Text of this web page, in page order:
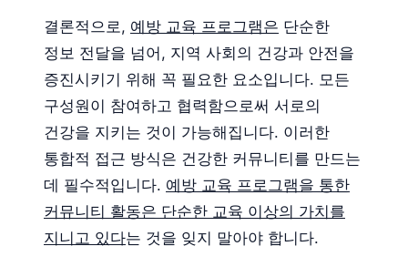
결론적으로, 예방 교육 프로그램은 단순한
정보 전달을 넘어, 지역 사회의 건강과 안전을
증진시키기 위해 꼭 필요한 요소입니다. 모든
구성원이 참여하고 협력함으로써 서로의
건강을 지키는 것이 가능해집니다. 이러한
통합적 접근 방식은 건강한 커뮤니티를 만드는
데 필수적입니다. 예방 교육 프로그램을 통한
커뮤니티 활동은 단순한 교육 이상의 가치를
지니고 있다는 것을 잊지 말아야 합니다.